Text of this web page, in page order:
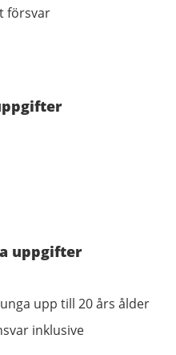
försvar
uppgifter
upp till 20 års ålder
inklusive